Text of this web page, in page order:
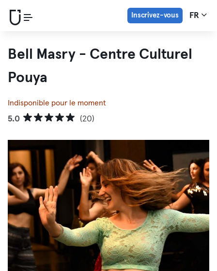
Inscrivez-vous FR
Bell Masry - Centre Culturel
Pouya
Indisponible pour le moment
5.0 (20)